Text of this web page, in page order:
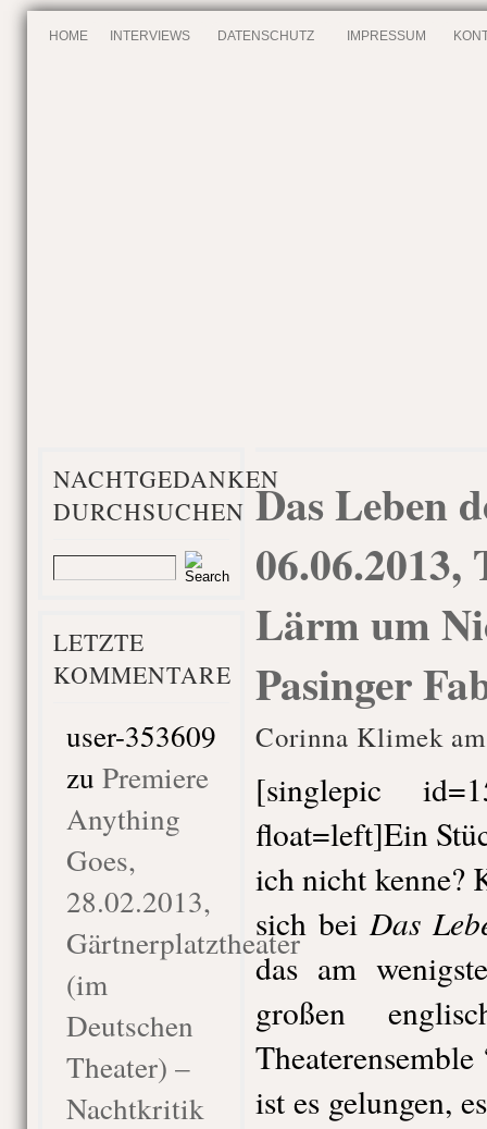
HOME INTERVIEWS DATENSCHUTZ IMPRESSUM
NACHTGEDANKEN
DURCHSUCHEN
LETZTE
KOMMENTARE
user-353609
zu Premiere
Anything
Goes,
28.02.2013,
Gärtnerplatztheater
(im
Deutschen
Theater) –
Nachtkritik
Das Leben
06.06.2013,
Lärm um
Pasinger
Corinna Klimek
[singlepic
float=left]Ein
ich nicht kenne?
sich beiDas
das am
großen
ist es gelungen,